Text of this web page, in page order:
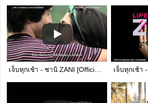
เจ็บทุกเช้า - ซานิ ZANI [Official MV]